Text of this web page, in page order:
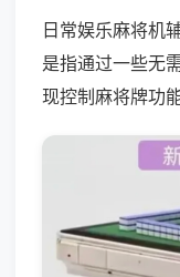
日常娱乐麻将机
是指通过一些无
现控制麻将牌功